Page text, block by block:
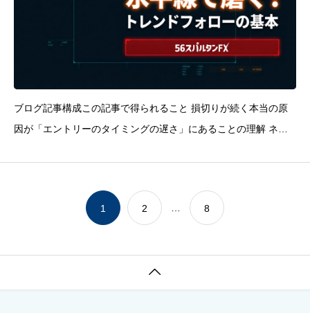
ブログ記事構成この記事で得られること 損切りが続く本当の原
因が「エントリーのタイミングの遅さ」にあることの理解 ネッ
的な手順トレンドフォ
1
2 8
